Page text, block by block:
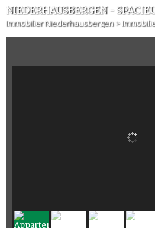
NIEDERHAUSBERGEN -
Immobilier Niederhausbergen >